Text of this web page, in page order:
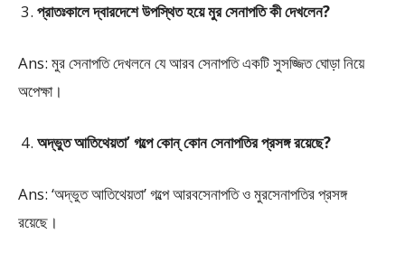
প্রাতঃকালে দ্বারদেশে উপস্থিত হয়ে মুর সেনাপতি কী দেখলেন?
Ans: মুর সেনাপতি দেখলনে যে আরব সেনাপতি একটি সুসজ্জিত ঘোড়া নিয়ে
অপেক্ষা।
অদ্ভুত আতিথেয়তা’ গল্পে কোন্ কোন সেনাপতির প্রসঙ্গ রয়েছে?
Ans: ‘অদ্ভুত আতিথেয়তা’ গল্পে আরবসেনাপতি ও মুরসেনাপতির প্রসঙ্গ
রয়েছে।